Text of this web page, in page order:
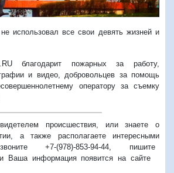
использовал все свои девять жизней и
благодарит пожарных за работу,
и видео, добровольцев за помощь
оператору за съемку
происшествия, или знаете о
а также располагаете интересными
+7-(978)-853-94-44, пишите
Ваша информация появится на сайте